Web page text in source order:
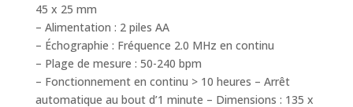
45 x 25 mm
– Alimentation : 2 piles AA
– Échographie : Fréquence 2.0 MHz en continu
– Plage de mesure : 50-240 bpm
– Fonctionnement en continu > 10 heures – Arrêt
automatique au bout d’1 minute – Dimensions : 135 x